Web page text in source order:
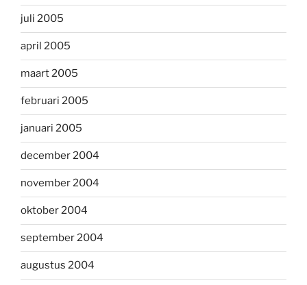
juli 2005
april 2005
maart 2005
februari 2005
januari 2005
december 2004
november 2004
oktober 2004
september 2004
augustus 2004